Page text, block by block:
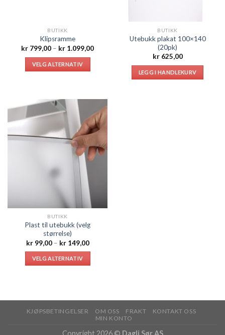
BUTIKK
Klipsramme
kr 799,00 – kr 1.099,00Prisområde:
VELG ALTERNATIV
BUTIKK
Utebukk plakat 100×140
(20pk)
kr625,00
LEGG I HANDLEKURV
BUTIKK
Plast til utebukk (velg
størrelse)
kr99,00 – kr149,00Prisområde:
VELG ALTERNATIV
KJØPSBETINGELSER OM OSS FRAKT
KONTAKT OSS
MIN KONTO
Copyright 2026 © Dagli Sør AS